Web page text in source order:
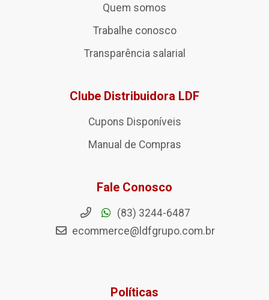
Quem somos
Trabalhe conosco
Transparência salarial
Clube Distribuidora LDF
Cupons Disponíveis
Manual de Compras
Fale Conosco
(83) 3244-6487
ecommerce@ldfgrupo.com.br
Políticas